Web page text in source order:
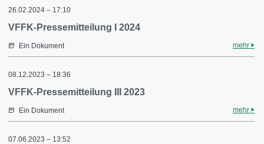
26.02.2024 – 17:10
VFFK-Pressemitteilung I 2024
Ein Dokument mehr
08.12.2023 – 18:36
VFFK-Pressemitteilung III 2023
Ein Dokument mehr
07.06.2023 – 13:52